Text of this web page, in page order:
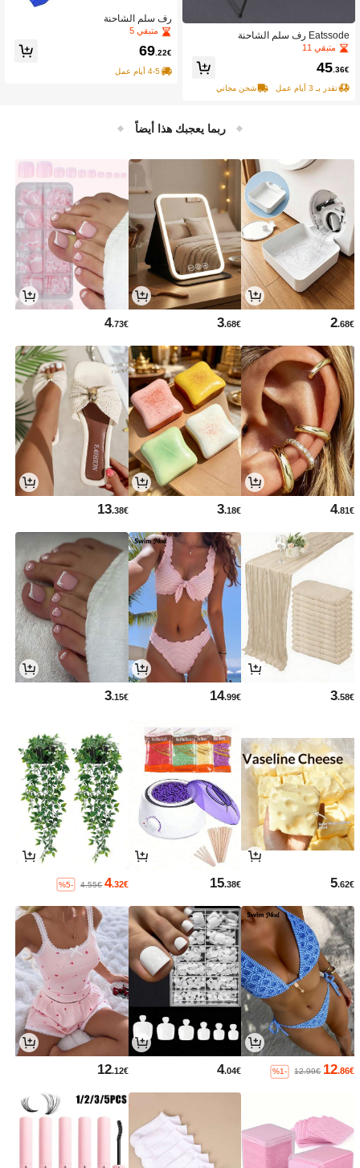
Eatssode رف سلم الشاحنة
متبقي 11
45.36€
تقدر بـ 3 أيام عمل شحن مجاني
رف سلم الشاحنة
متبقي 5
69.22€
4-5 أيام عمل
ربما يعجبك هذا أيضاً
2.68€
3.68€
4.73€
4.81€
3.18€
13.38€
3.58€
14.99€
3.15€
5.62€
15.38€
4.32€
4.55€
%5-
12.86€
12.99€
%1-
4.04€
12.12€